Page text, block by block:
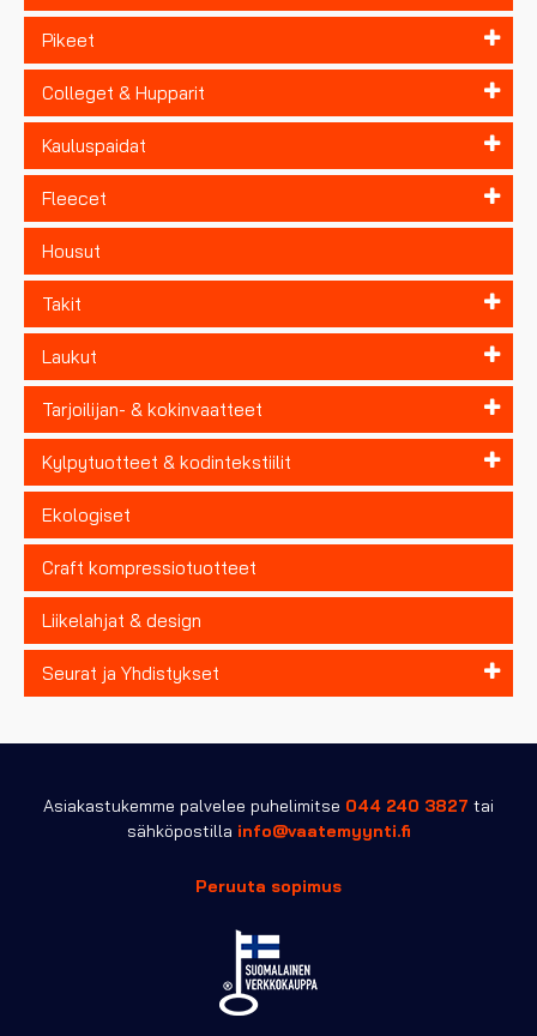
Pikeet
Colleget & Hupparit
Kauluspaidat
Fleecet
Housut
Takit
Laukut
Tarjoilijan- & kokinvaatteet
Kylpytuotteet & kodintekstiilit
Ekologiset
Craft kompressiotuotteet
Liikelahjat & design
Seurat ja Yhdistykset
Asiakastukemme palvelee puhelimitse 044 240 3827 tai
sähköpostilla info@vaatemyynti.fi
Peruuta sopimus